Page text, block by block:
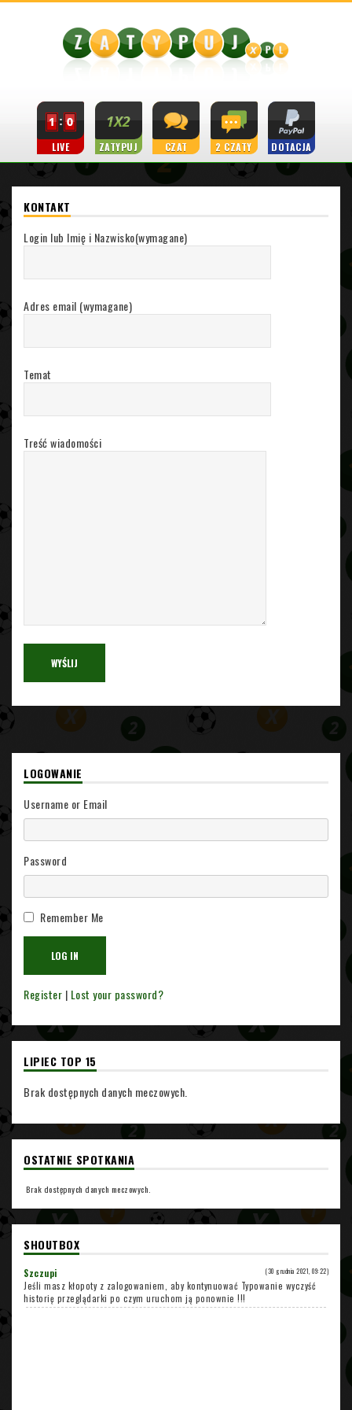
LIVE ZATYPUJ CZAT 2 CZATY DOTACJA
KONTAKT
Login lub Imię i Nazwisko(wymagane)
Adres email (wymagane)
Temat
Treść wiadomości
LOGOWANIE
Username or Email
Password
Remember Me
Register | Lost your password?
LIPIEC TOP 15
Brak dostępnych danych meczowych.
OSTATNIE SPOTKANIA
Brak dostępnych danych meczowych.
SHOUTBOX
Szczupi (30 grudnia 2021, 09:22)
Jeśli masz kłopoty z zalogowaniem, aby kontynuować Typowanie wyczyść
historię przeglądarki po czym uruchom ją ponownie !!!